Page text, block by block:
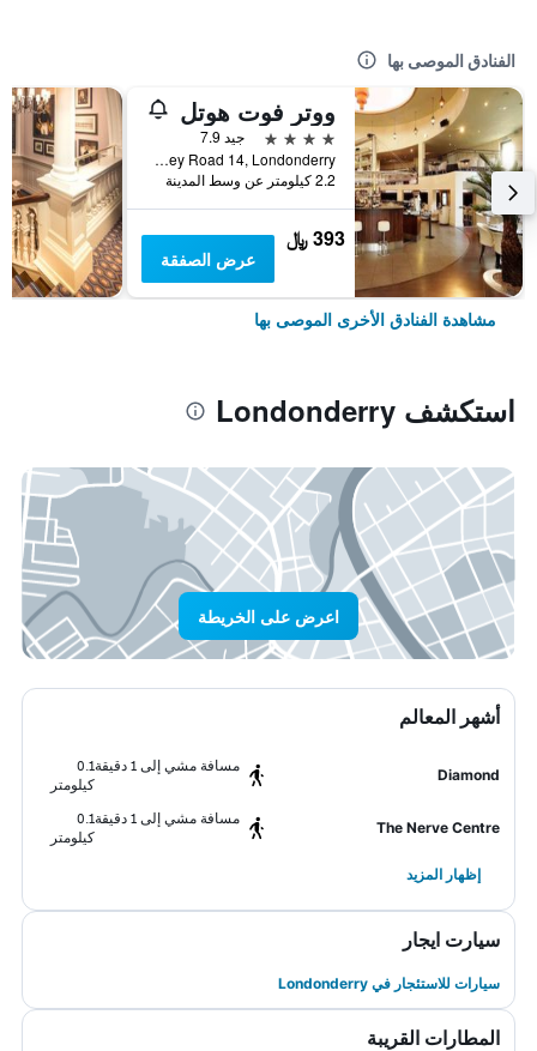
الفنادق الموصى بها
ووتر فوت هوتل
4 نجوم
جيد 7.9
Caw Roundabout, Clooney Road 14, Londonderry, المملكة المتحدة
2.2 كيلومتر عن وسط المدينة
393 ﷼
عرض الصفقة
مشاهدة الفنادق الأخرى الموصى بها
استكشف Londonderry
اعرض على الخريطة
أشهر المعالم
Diamond
مسافة مشي إلى 1 دقيقة
0.1
كيلومتر
The Nerve Centre
مسافة مشي إلى 1 دقيقة
0.1
كيلومتر
إظهار المزيد
سيارت ايجار
سيارات للاستئجار في Londonderry
المطارات القريبة